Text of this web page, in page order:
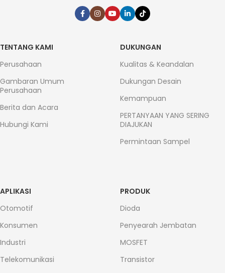
TENTANG KAMI
Perusahaan
Gambaran Umum
Perusahaan
Berita dan Acara
Hubungi Kami
DUKUNGAN
Kualitas & Keandalan
Dukungan Desain
Kemampuan
PERTANYAAN YANG SERING
DIAJUKAN
Permintaan Sampel
APLIKASI
Otomotif
Konsumen
Industri
Telekomunikasi
PRODUK
Dioda
Penyearah Jembatan
MOSFET
Transistor